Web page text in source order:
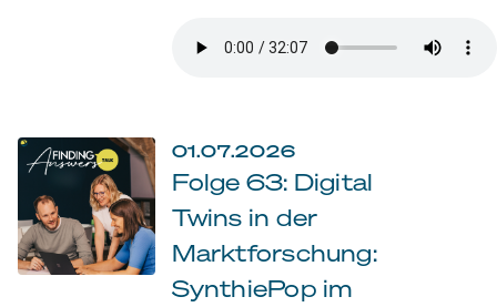
01.07.2026
Folge 63: Digital
Twins in der
Marktforschung:
SynthiePop im